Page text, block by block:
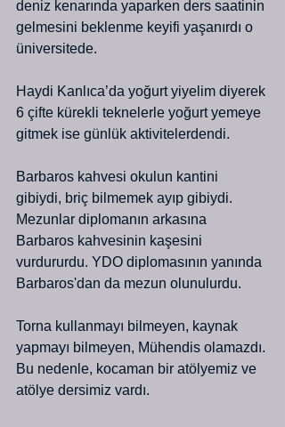
deniz kenarında yaparken ders saatinin
gelmesini beklenme keyifi yaşanırdı o
üniversitede.
Haydi Kanlıca’da yoğurt yiyelim diyerek
6 çifte kürekli teknelerle yoğurt yemeye
gitmek ise günlük aktivitelerdendi.
Barbaros kahvesi okulun kantini
gibiydi, briç bilmemek ayıp gibiydi.
Mezunlar diplomanın arkasına
Barbaros kahvesinin kaşesini
vurdururdu. YDO diplomasının yanında
Barbaros'dan da mezun olunulurdu.
Torna kullanmayı bilmeyen, kaynak
yapmayı bilmeyen, Mühendis olamazdı.
Bu nedenle, kocaman bir atölyemiz ve
atölye dersimiz vardı.